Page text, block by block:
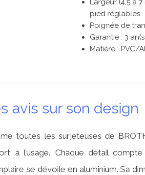
Largeur (4,5 à
pied réglables
Poignée de
Garantie : 3
Matière : PVC/
avis sur son design
toutes les surjeteuses de
à l’usage. Chaque détail
se dévoile en aluminium. Sa